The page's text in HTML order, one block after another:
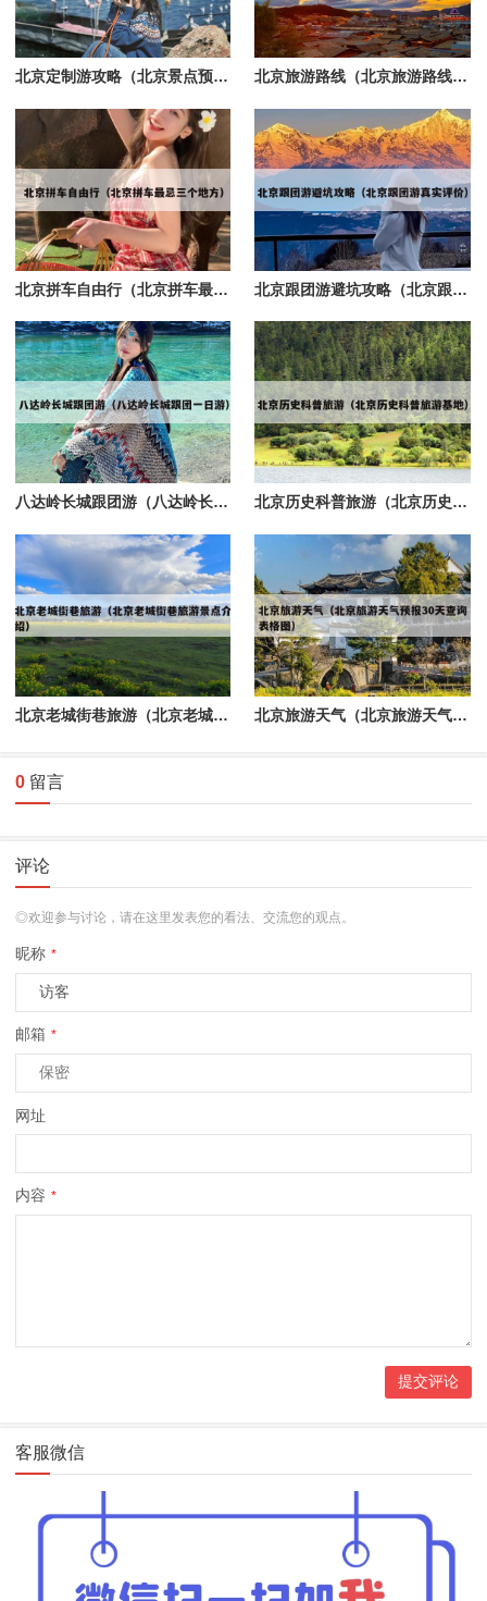
北京定制游攻略（北京景点预定） 北京旅游路线（北京旅游路线图手抄报）
北京拼车自由行（北京拼车最忌三个地方） 北京跟团游避坑攻略（北京跟团游真实评价）
八达岭长城跟团游（八达岭长城跟团一日游） 北京历史科普旅游（北京历史科普旅游基地）
北京老城街巷旅游（北京老城街巷旅游景点介绍） 北京旅游天气（北京旅游天气预报30天查询表格图）
0 留言
评论
◎欢迎参与讨论，请在这里发表您的看法、交流您的观点。
昵称 *
邮箱 *
网址
内容 *
客服微信